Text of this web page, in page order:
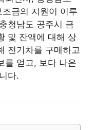
조금의 지원이 이루
청남도 공주시 금
및 잔액에 대해 상
전기차를 구매하고
를 얻고, 보다 나은
다.